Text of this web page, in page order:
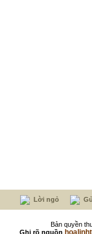
Lời ngỏ
Bản quyền
Ghi rõ nguồn